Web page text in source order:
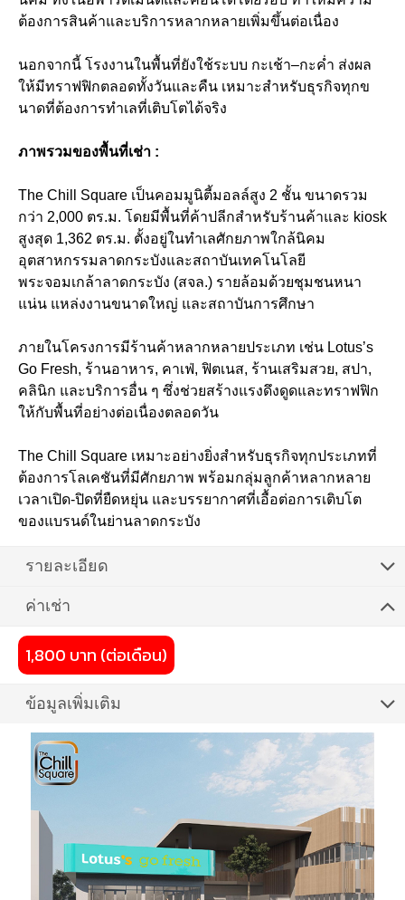
ต้องการสินค้าและบริการหลากหลายเพิ่มขึ้นต่อเนื่อง
นอกจากนี้ โรงงานในพื้นที่ยังใช้ระบบ กะเช้า–กะค่ำ ส่งผล
ให้มีทราฟฟิกตลอดทั้งวันและคืน เหมาะสำหรับธุรกิจทุกข
นาดที่ต้องการทำเลที่เติบโตได้จริง
ภาพรวมของพื้นที่เช่า :
The Chill Square เป็นคอมมูนิตี้มอลล์สูง 2 ชั้น ขนาดรวม
กว่า 2,000 ตร.ม. โดยมีพื้นที่ค้าปลีกสำหรับร้านค้าและ kiosk
สูงสุด 1,362 ตร.ม. ตั้งอยู่ในทำเลศักยภาพใกล้นิคม
อุตสาหกรรมลาดกระบังและสถาบันเทคโนโลยี
พระจอมเกล้าลาดกระบัง (สจล.) รายล้อมด้วยชุมชนหนา
แน่น แหล่งงานขนาดใหญ่ และสถาบันการศึกษา
ภายในโครงการมีร้านค้าหลากหลายประเภท เช่น Lotus’s
Go Fresh, ร้านอาหาร, คาเฟ่, ฟิตเนส, ร้านเสริมสวย, สปา,
คลินิก และบริการอื่น ๆ ซึ่งช่วยสร้างแรงดึงดูดและทราฟฟิก
ให้กับพื้นที่อย่างต่อเนื่องตลอดวัน
The Chill Square เหมาะอย่างยิ่งสำหรับธุรกิจทุกประเภทที่
ต้องการโลเคชันที่มีศักยภาพ พร้อมกลุ่มลูกค้าหลากหลาย
เวลาเปิด-ปิดที่ยืดหยุ่น และบรรยากาศที่เอื้อต่อการเติบโต
ของแบรนด์ในย่านลาดกระบัง
รายละเอียด
ค่าเช่า
1,800 บาท (ต่อเดือน)
ข้อมูลเพิ่มเติม